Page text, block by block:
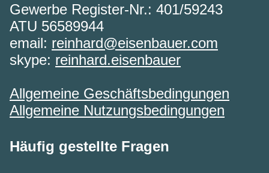
Gewerbe Register-Nr.: 401/59243
ATU 56589944
email: reinhard@eisenbauer.com
skype: reinhard.eisenbauer
Allgemeine Geschäftsbedingungen
Allgemeine Nutzungsbedingungen
Häufig gestellte Fragen